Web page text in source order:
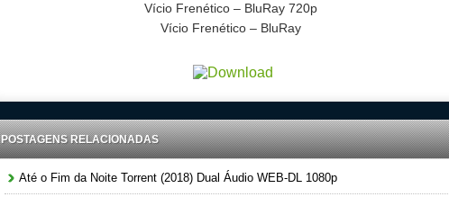
Vício Frenético – BluRay 720p
Vício Frenético – BluRay
POSTAGENS RELACIONADAS
Até o Fim da Noite Torrent (2018) Dual Áudio WEB-DL 1080p